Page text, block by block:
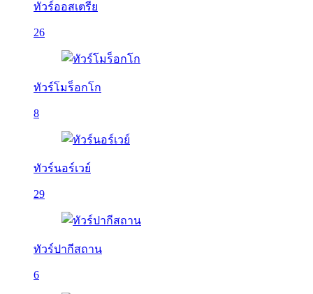
ทัวร์ออสเตรีย
26
ทัวร์โมร็อกโก
8
ทัวร์นอร์เวย์
29
ทัวร์ปากีสถาน
6